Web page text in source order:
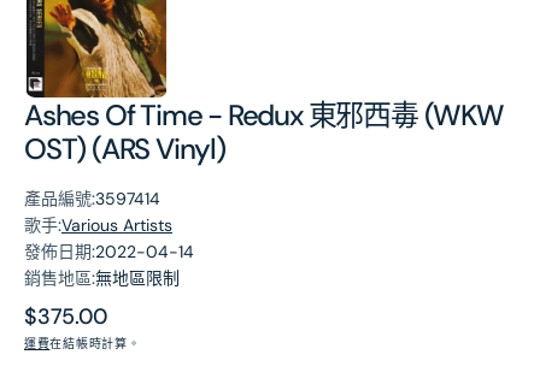
Ashes Of Time - Redux 東邪西毒 (WKW
OST) (ARS Vinyl)
產品編號:3597414
歌手:Various Artists
發佈日期:2022-04-14
銷售地區:無地區限制
原
價
$375.00
運費在結帳時計算。